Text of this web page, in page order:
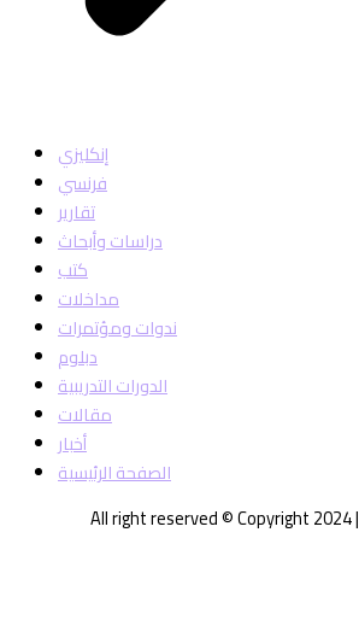
إنكليزي
فرنسي
تقارير
دراسات وأبحاث
كتب
مداخلات
ندوات ومؤتمرات
دبلوم
الدورات التدريبية
مقالات
أخبار
الصفحة الرئيسية
All right reserved © Copyright 2024 |